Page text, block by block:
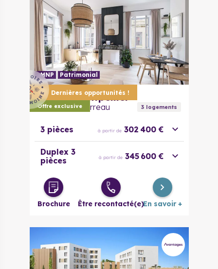
Dernières opportunités !
Offre exclusive
LMNP Patrimonial
34000 Montpellier
Faubourg Courreau 3logements
3 pièces à partir de 302 400 €
Duplex 3
pièces
à partir de 345 600 €
Brochure Être recontacté(e)En savoir +